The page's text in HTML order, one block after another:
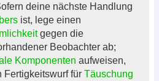
deine nächste Handlung
ist, lege einen
gegen die
Beobachter ab;
Komponenten aufweisen,
Fertigkeitswurf für Täuschung